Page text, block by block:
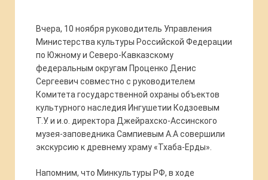
Вчера, 10 ноября руководитель Управления
Министерства культуры Российской Федерации
по Южному и Северо-Кавказскому
федеральным округам Проценко Денис
Сергеевич совместно с руководителем
Комитета государственной охраны объектов
культурного наследия Ингушетии Кодзоевым
Т.У. и и.о. директора Джейрахско-Ассинского
музея-заповедника Сампиевым А.А совершили
экскурсию к древнему храму «Тхаба-Ерды».
Напомним, что Минкультуры РФ, в ходе